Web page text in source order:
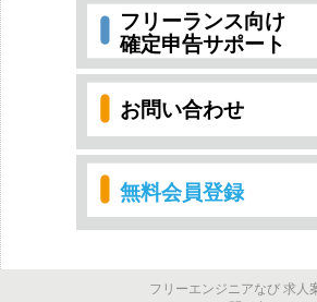
フリーランス向け
確定申告サポート
お問い合わせ
無料会員登録
フリーエンジニアなび 求人